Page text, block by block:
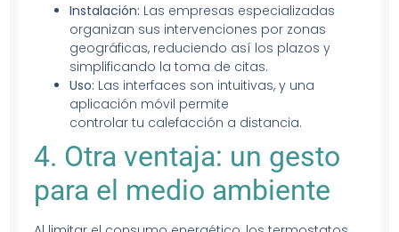
Instalación: Las empresas especializadas
organizan sus intervenciones por zonas
geográficas, reduciendo así los plazos y
simplificando la toma de citas.
Uso: Las interfaces son intuitivas, y una
aplicación móvil permite
controlar tu calefacción a distancia.
4. Otra ventaja: un gesto
para el medio ambiente